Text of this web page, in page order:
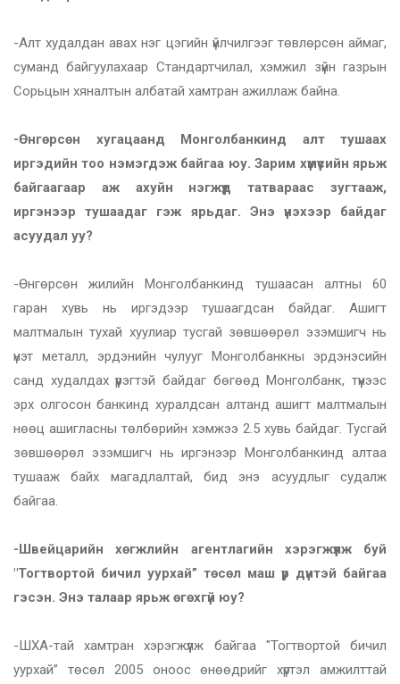
-Алт худалдан авах нэг цэгийн үйлчилгээг төвлөрсөн аймаг,
суманд байгуулахаар Стандартчилал, хэмжил зүйн газрын
Сорьцын хяналтын албатай хамтран ажиллаж байна.
-Өнгөрсөн хугацаанд Монголбанкинд алт тушаах
иргэдийн тоо нэмэгдэж байгаа юу. Зарим хүмүүсийн ярьж
байгаагаар аж ахуйн нэгжүүд татвараас зугтааж,
иргэнээр тушаадаг гэж ярьдаг. Энэ үнэхээр байдаг
асуудал уу?
-Өнгөрсөн жилийн Монголбанкинд тушаасан алтны 60
гаран хувь нь иргэдээр тушаагдсан байдаг. Ашигт
малтмалын тухай хуулиар тусгай зөвшөөрөл эзэмшигч нь
үнэт металл, эрдэнийн чулууг Монголбанкны эрдэнэсийн
санд худалдах үүрэгтэй байдаг бөгөөд Монголбанк, түүнээс
эрх олгосон банкинд хуралдсан алтанд ашигт малтмалын
нөөц ашигласны төлбөрийн хэмжээ 2.5 хувь байдаг. Тусгай
зөвшөөрөл эзэмшигч нь иргэнээр Монголбанкинд алтаа
тушааж байх магадлалтай, бид энэ асуудлыг судалж
байгаа.
-Швейцарийн хөгжлийн агентлагийн хэрэгжүүлж буй
"Тогтвортой бичил уурхай” төсөл маш үр дүнтэй байгаа
гэсэн. Энэ талаар ярьж өгөхгүй юу?
-ШХА-тай хамтран хэрэгжүүлж байгаа "Тогтвортой бичил
уурхай” төсөл 2005 оноос өнөөдрийг хүртэл амжилттай